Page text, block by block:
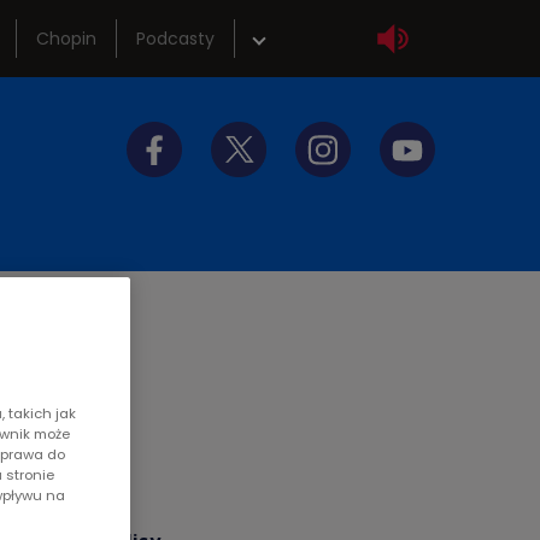
Chopin Podcasty
Szkolenia
takich jak
może
do
stronie
na